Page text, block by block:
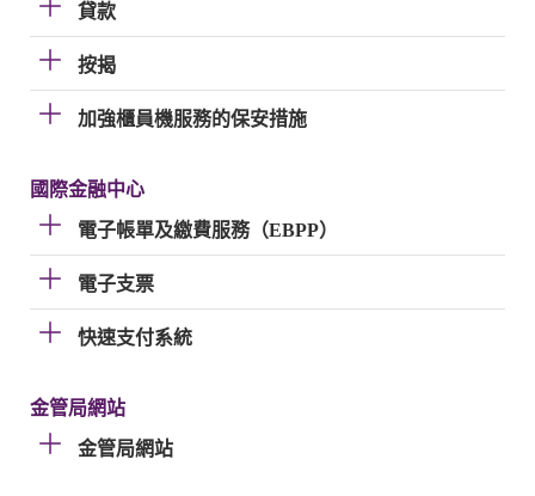
貸款
按揭
加強櫃員機服務的保安措施
國際金融中心
電子帳單及繳費服務（EBPP）
電子支票
快速支付系統
金管局網站
金管局網站